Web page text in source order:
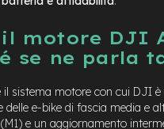
il motore DJI
se ne parla
il sistema motore con cui DJI
delle e-bike di fascia media e
e un aggiornamento